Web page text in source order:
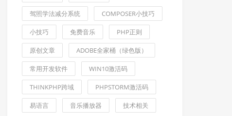
驾照学法减分系统 COMPOSER小技巧
小技巧 免费音乐 PHP正则
原创文章 ADOBE全家桶（绿色版）
常用开发软件 WIN10激活码
THINKPHP跨域 PHPSTORM激活码
易语言 音乐播放器 技术相关